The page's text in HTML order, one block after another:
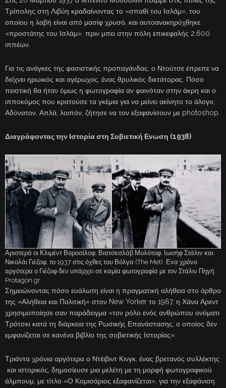
Τρίπολης στη Λιβύη κραδαίνοντας το «σπαθί του Ισλάμ», του
οποίου η λαβή είναι από μασίφ χρυσό, και αυτοανακηρύχθηκε
«προστάτης του Ισλάμ», πριν μπει στην πόλη επικεφαλής 2.600
ιππέων.
Για τις ανάγκες της φασιστικής προπαγάνδας, ο Ντούτσε έπρεπε να
δείχνει ηρωικός και αγέρωχος, ένας θρυλικός δικτάτορας. Πόσο
πειστική θα ήταν όμως η φωτογραφία αν φαινόταν στην άκρη και ο
ιπποκόμος που κρατούσε τα γκέμια για να μείνει ακίνητο το άλογο;
Αδύνατον. Απλά, λοιπόν, ζήτησε να τον εξαφανίσουν με photoshop.
Διαγράφοντας την Ιστορία στη Σοβιετική Ενωση (1938)
Αριστερά οι Κλιμέντ Βοροσίλοφ, Βιατσεσλάβ Μολότοφ, Ιωσήφ Στάλιν και
Νικολάι Γιέζοφ, το 1937 στις όχθες του Βόλγα (The Met). Ενα χρόνο
αργότερα ο Γιέζοφ δεν υπάρχει σε καμία φωτογραφία με τον Στάλιν Πηγή:
Protagon.gr
Σημειώνοντας πόσο ευάλωτη είναι η πραγματική αλήθεια στο άρθρο
της «Αλήθεια και Πολιτική» στον New Yorker το 1967, η Χάνα Αρεντ
χρησιμοποίησε σαν παράδειγμα «τον ρόλο ενός ανθρώπου ονόματι
Τρότσκι κατά τη διάρκεια της Ρωσικής Επανάστασης, ο οποίος δεν
εμφανίζεται σε κανένα βιβλίο της σοβιετικής Ιστορίας».
Τριάντα χρόνια αργότερα ο Ντέιβιντ Κινγκ, ένας βρετανός συλλέκτης
και ιστορικός, δημοσίευσε μια μελέτη με τη μορφή φωτογραφικού
άλμπουμ, με τίτλο «Ο Κομισάριος εξαφανίζεται», για την εξαφάνιση